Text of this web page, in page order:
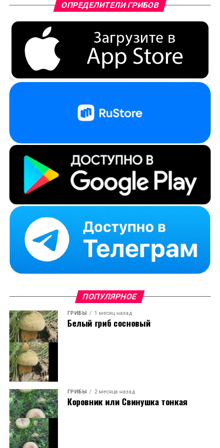
ОПРЕДЕЛИТЕЛИ ГРИБОВ
ПОПУЛЯРНОЕ
ГРИБЫ 1 месяц назад
Белый гриб сосновый
ГРИБЫ 2 месяца назад
Коровник или Свинушка тонкая